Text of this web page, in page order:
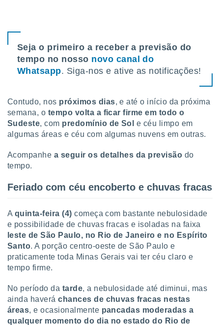
cookies,
a
site
lo de
a
analisar o
ou
Pode
de
ao
Seja o primeiro a receber a previsão do
tempo no nosso novo canal do
Whatsapp. Siga-nos e ative as notificações!
Contudo, nos próximos dias, e até o início da próxima
semana, o tempo volta a ficar firme em todo o
Sudeste, com predomínio de Sol e céu limpo em
algumas áreas e céu com algumas nuvens em outras.
Acompanhe a seguir os detalhes da previsão do
tempo.
Feriado com céu encoberto e chuvas fracas
A quinta-feira (4) começa com bastante nebulosidade
e possibilidade de chuvas fracas e isoladas na faixa
leste de São Paulo, no Rio de Janeiro e no Espírito
Santo. A porção centro-oeste de São Paulo e
praticamente toda Minas Gerais vai ter céu claro e
tempo firme.
No período da tarde, a nebulosidade até diminui, mas
ainda haveráchances de chuvas fracas nestas
áreas, e ocasionalmente pancadas moderadas a
qualquer momento do dia no estado do Rio de